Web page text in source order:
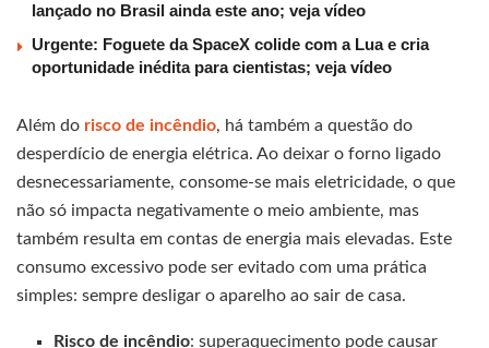
lançado no Brasil ainda este ano; veja vídeo
Urgente: Foguete da SpaceX colide com a Lua e cria
oportunidade inédita para cientistas; veja vídeo
Além do risco de incêndio, há também a questão do
desperdício de energia elétrica. Ao deixar o forno ligado
desnecessariamente, consome-se mais eletricidade, o que
não só impacta negativamente o meio ambiente, mas
também resulta em contas de energia mais elevadas. Este
consumo excessivo pode ser evitado com uma prática
simples: sempre desligar o aparelho ao sair de casa.
Risco de incêndio: superaquecimento pode causar